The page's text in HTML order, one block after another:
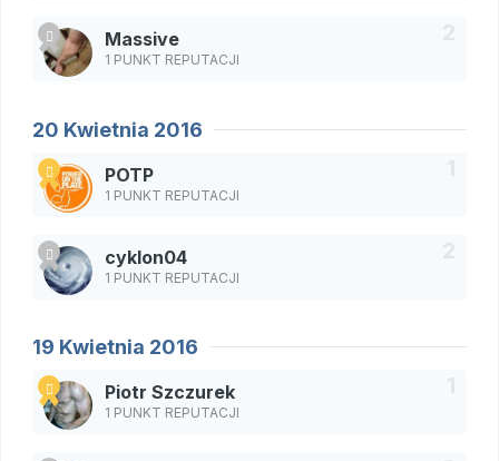
Massive
1 PUNKT REPUTACJI
20 Kwietnia 2016
POTP
1 PUNKT REPUTACJI
cyklon04
1 PUNKT REPUTACJI
19 Kwietnia 2016
Piotr Szczurek
1 PUNKT REPUTACJI